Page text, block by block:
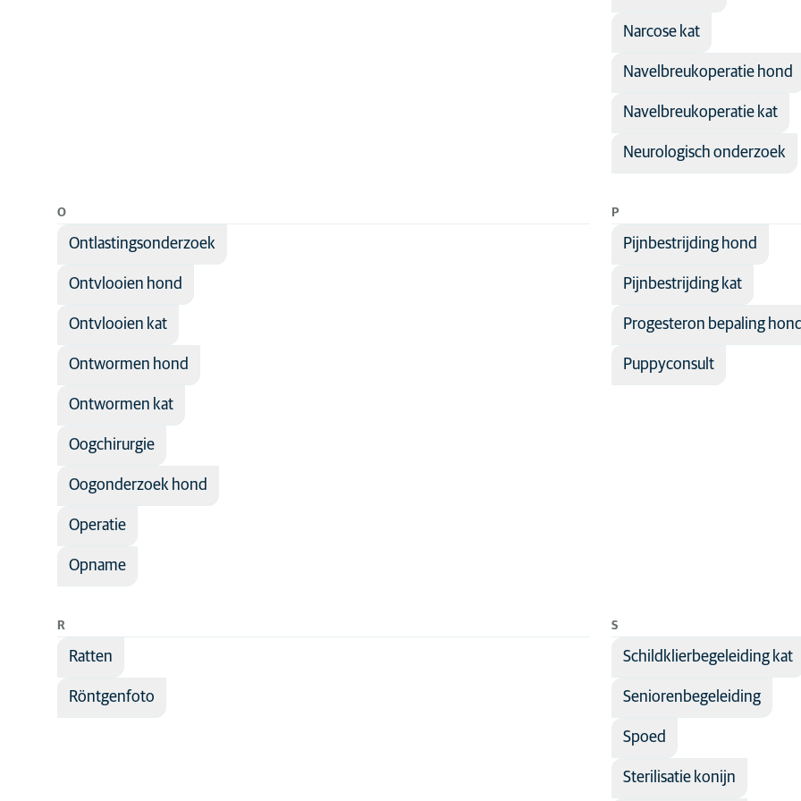
Narcose kat
Navelbreukoperatie hond
Navelbreukoperatie kat
Neurologisch onderzoek
O
Ontlastingsonderzoek
Ontvlooien hond
Ontvlooien kat
Ontwormen hond
Ontwormen kat
Oogchirurgie
Oogonderzoek hond
Operatie
Opname
P
Pijnbestrijding hond
Pijnbestrijding kat
Progesteron bepaling
Puppyconsult
R
Ratten
Röntgenfoto
S
Schildklierbegeleiding kat
Seniorenbegeleiding
Spoed
Sterilisatie konijn